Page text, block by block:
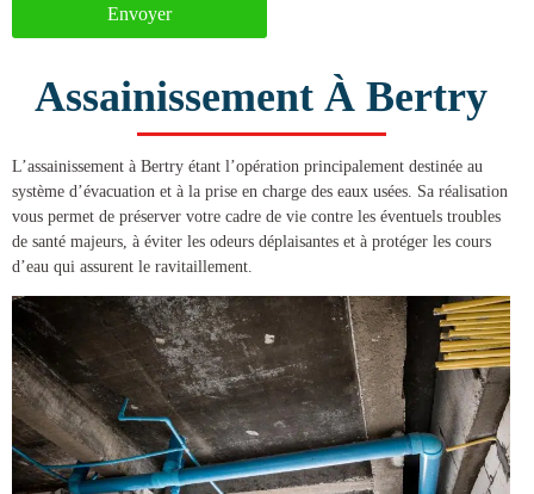
Envoyer
Assainissement À Bertry
L’assainissement à Bertry étant l’opération principalement destinée au
système d’évacuation et à la prise en charge des eaux usées. Sa réalisation
vous permet de préserver votre cadre de vie contre les éventuels troubles
de santé majeurs, à éviter les odeurs déplaisantes et à protéger les cours
d’eau qui assurent le ravitaillement.